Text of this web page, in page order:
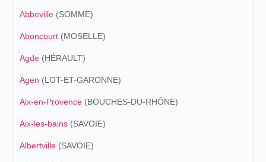
Abbeville (SOMME)
Aboncourt (MOSELLE)
Agde (HÉRAULT)
Agen (LOT-ET-GARONNE)
Aix-en-Provence (BOUCHES-DU-RHÔNE)
Aix-les-bains (SAVOIE)
Albertville (SAVOIE)